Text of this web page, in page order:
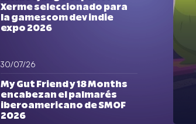
Xerme seleccionado para
la gamescom dev indie
expo 2026
30/07/26
My Gut Friend y 18 Months
encabezan el palmarés
iberoamericano de SMOF
2026